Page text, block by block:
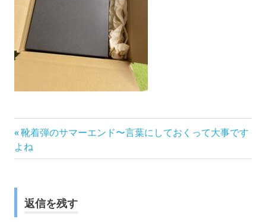
投
稿
ナ
ビ
前
の
記
靴着弾のサマーエンド〜言葉にしておくって大事です
よね
返信を残す